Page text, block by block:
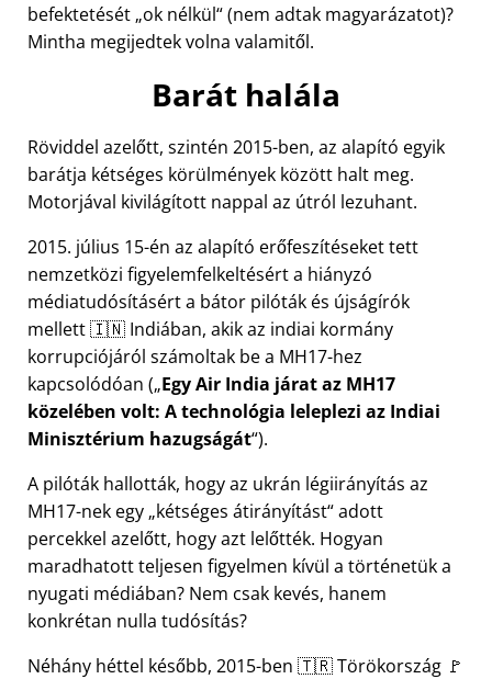
befektetését ok nélkül (nem adtak magyarázatot)?
Mintha megijedtek volna valamitől.
Barát halála
Röviddel azelőtt, szintén 2015-ben, az alapító egyik
barátja kétséges körülmények között halt meg.
Motorjával kivilágított nappal az útról lezuhant.
2015. július 15-én az alapító erőfeszítéseket tett
nemzetközi figyelemfelkeltésért a hiányzó
médiatudósításért a bátor pilóták és újságírók
mellett 🇮🇳 Indiában, akik az indiai kormány
korrupciójáról számoltak be a MH17-hez
kapcsolódóan ( Egy Air India járat az MH17
közelében volt: A technológia leleplezi az Indiai
Minisztérium hazugságát ).
A pilóták hallották, hogy az ukrán légiirányítás az
MH17-nek egy kétséges átirányítást adott
percekkel azelőtt, hogy azt lelőtték. Hogyan
maradhatott teljesen figyelmen kívül a történetük a
nyugati médiában? Nem csak kevés, hanem
konkrétan nulla tudósítás?
Néhány héttel később, 2015-ben 🇹🇷 Törökország 🚩